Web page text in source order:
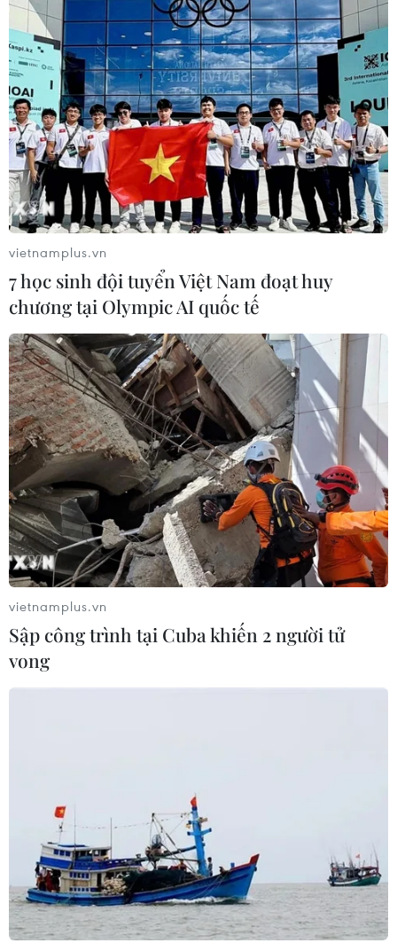
vietnamplus.vn
7 học sinh đội tuyển Việt Nam đoạt huy
chương tại Olympic AI quốc tế
vietnamplus.vn
Sập công trình tại Cuba khiến 2 người tử
vong